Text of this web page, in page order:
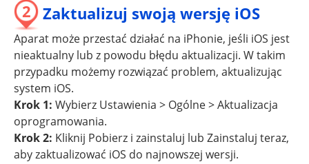
2 Zaktualizuj swoją wersję iOS
Aparat może przestać działać na iPhonie, jeśli iOS jest
nieaktualny lub z powodu błędu aktualizacji. W takim
przypadku możemy rozwiązać problem, aktualizując
system iOS.
Krok 1: Wybierz Ustawienia > Ogólne > Aktualizacja
oprogramowania.
Krok 2: Kliknij Pobierz i zainstaluj lub Zainstaluj teraz,
aby zaktualizować iOS do najnowszej wersji.